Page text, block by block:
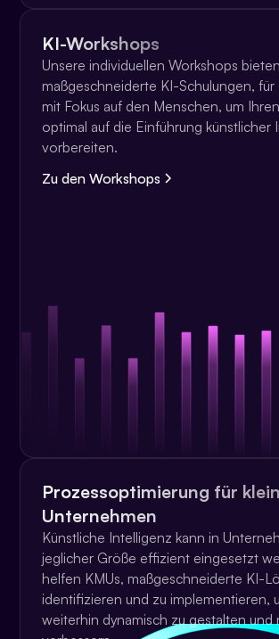
KI-Workshops
Unsere individuellen Workshops bieten
maßgeschneiderte KI-Schulungen, für
mit Fokus auf den Menschen, um
optimal auf die Einführung künstlicher
vorbereiten.
Zu den Workshops
Prozessoptimierung für
Unternehmen
Künstliche Intelligenz kann in
jeglicher Größe effizient eingesetzt
helfen KMUs, maßgeschneiderte KI-
identifizieren und zu implementieren,
weiterhin dynamisch zu gestalten und